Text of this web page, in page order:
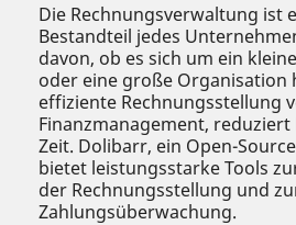
Die Rechnungsverwaltung ist
Bestandteil jedes
davon, ob es sich um ein
oder eine große Organisation
effiziente Rechnungsstellung
Finanzmanagement,
Zeit. Dolibarr, ein Open-
bietet leistungsstarke Tools
der Rechnungsstellung und
Zahlungsüberwachung.